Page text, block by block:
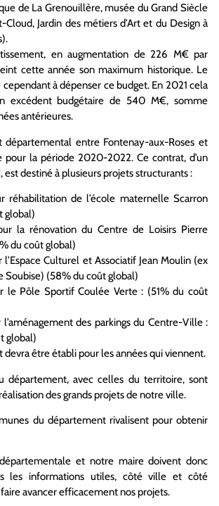
de La Grenouillère, musée du Grand Siècle
Cloud, Jardin des métiers d’Art et du Design à
en augmentation de 226 M€ par
cette année son maximum historique. Le
à dépenser ce budget. En 2021 cela
excédent budgétaire de 540 M€, somme
antérieures.
entre Fontenay-aux-Roses et
pour la période 2020-2022. Ce contrat, d’un
destiné à plusieurs projets structurants :
réhabilitation de l’école maternelle Scarron
global)
la rénovation du Centre de Loisirs Pierre
du coût global)
Culturel et Associatif Jean Moulin (ex
Soubise) (58% du coût global)
le Pôle Sportif Coulée Verte : (51% du coût
des parkings du Centre-Ville :
global)
devra être établi pour les années qui viennent.
département, avec celles du territoire, sont
des grands projets de notre ville.
du département rivalisent pour obtenir
et notre maire doivent donc
les informations utiles, côté ville et côté
avancer efficacement nos projets.